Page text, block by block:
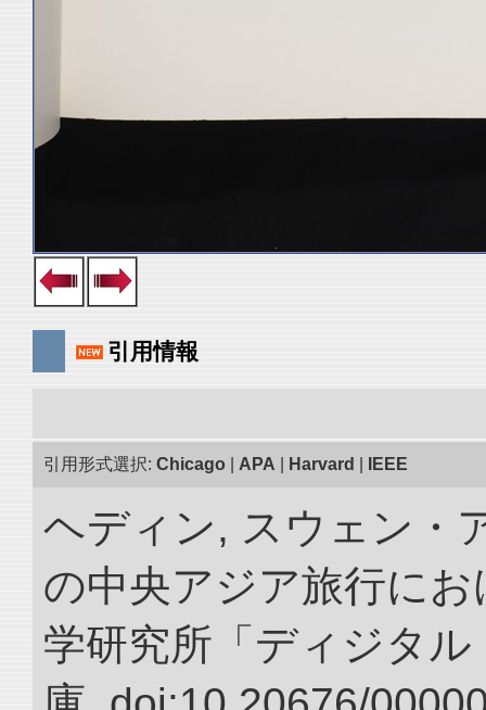
引用情報
引用形式選択: Chicago APA Harvard IEEE
ヘディン, スウェン・
の中央アジア旅行にお
学研究所「ディジタ